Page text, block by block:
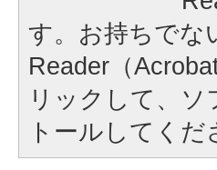
す。お持ちでな
Reader（
リックして、
トールしてくだ